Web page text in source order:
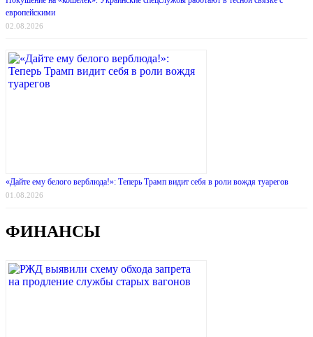
европейскими
02.08.2026
«Дайте ему белого верблюда!»: Теперь Трамп видит себя в роли вождя туарегов
01.08.2026
ФИНАНСЫ